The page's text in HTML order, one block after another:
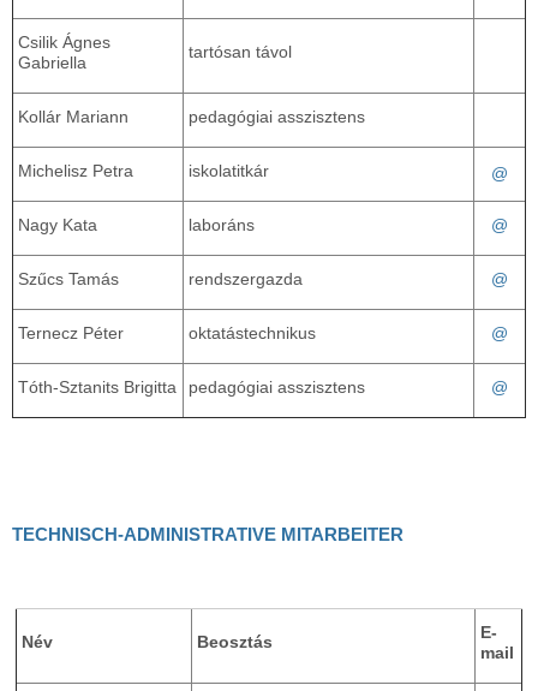
Csilik Ágnes
Gabriella
tartósan távol
Kollár Mariann pedagógiai asszisztens
Michelisz Petra iskolatitkár @
Nagy Kata laboráns @
Szűcs Tamás rendszergazda @
Ternecz Péter oktatástechnikus @
Tóth-Sztanits Brigitta pedagógiai asszisztens @
TECHNISCH-ADMINISTRATIVE MITARBEITER
Név Beosztás
E-
mail